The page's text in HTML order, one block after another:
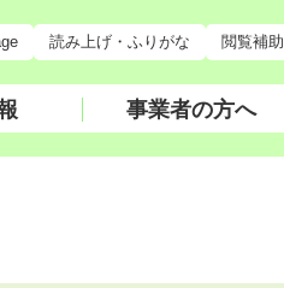
読み上げ・ふりがな 閲覧補助
事業者の方へ